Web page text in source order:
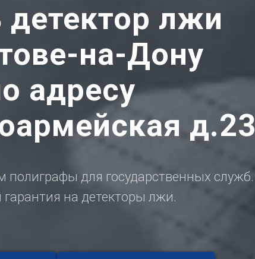
детектор лжи
на-Дону
адресу
д.23
полиграфы для государственных служб.
гарантия на детекторы лжи.